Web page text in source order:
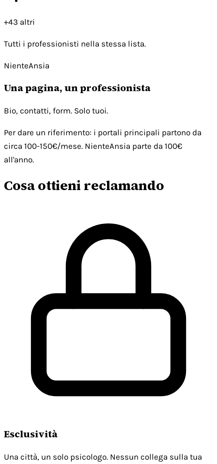
+43 altri
Tutti i professionisti nella stessa lista.
NienteAnsia
Una pagina, un professionista
Bio, contatti, form. Solo tuoi.
Per dare un riferimento: i portali principali partono da
circa 100-150€/mese. NienteAnsia parte da 100€
all'anno.
Cosa ottieni reclamando
Esclusività
Una città, un solo psicologo. Nessun collega sulla tua